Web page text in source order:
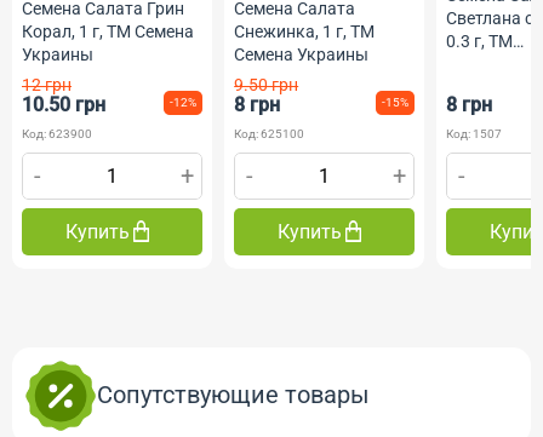
Семена Салата Грин
Корал, 1 г, ТМ Семена
Украины
12 грн
10.50 грн -12%
Код: 623900
- +
Купить
Семена Салата
Снежинка, 1 г, ТМ
Семена Украины
9.50 грн
8 грн -15%
Код: 625100
- +
Купить
Светлана
0.3 г, ТМ
8 грн
Код: 1507
-
Сопутствующие товары